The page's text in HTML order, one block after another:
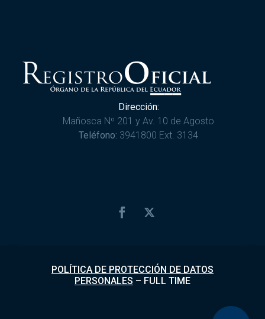
Dirección:
Mañosca Nº 201 y Av. 10 de Agosto
Teléfono: 3941800 Ext. 3134
POLÍTICA DE PROTECCIÓN DE DATOS
PERSONALES – FULL TIME